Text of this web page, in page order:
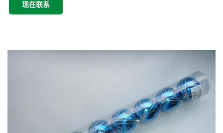
现在联系